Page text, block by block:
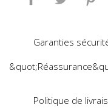
Garanties
Politique de